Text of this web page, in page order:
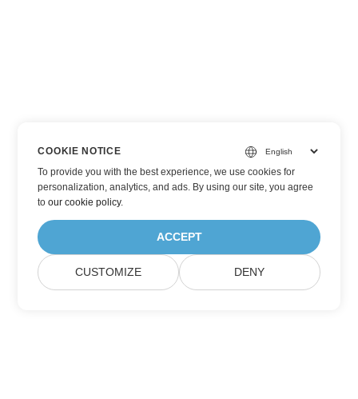
COOKIE NOTICE
To provide you with the best experience, we use cookies for
personalization, analytics, and ads. By using our site, you agree
toour cookie policy.
ACCEPT
CUSTOMIZE DENY